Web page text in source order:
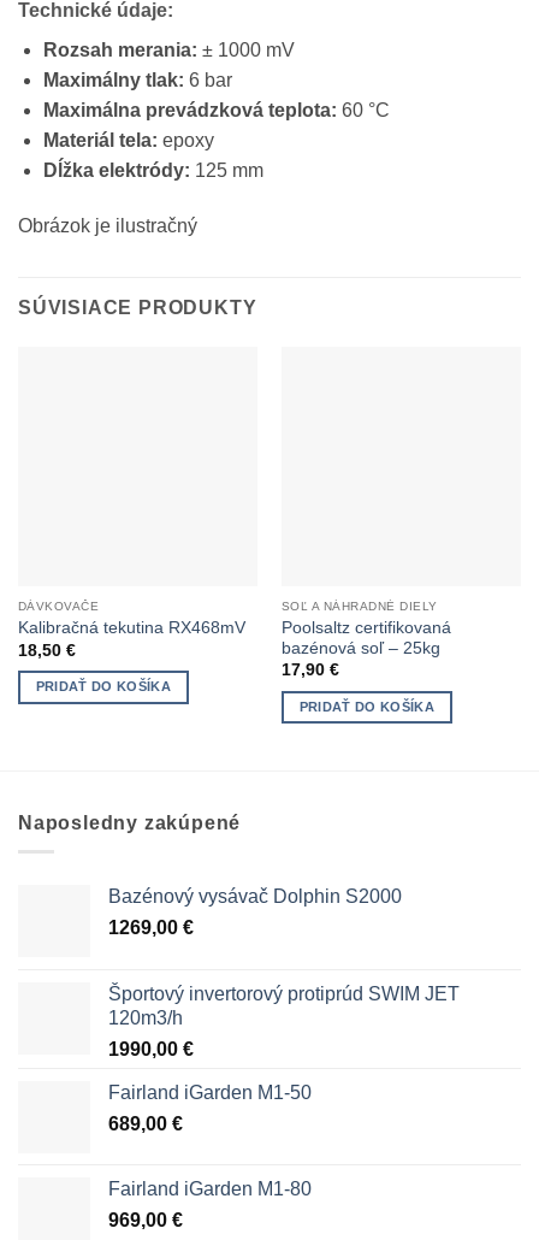
Technické údaje:
Rozsah merania: ± 1000 mV
Maximálny tlak: 6 bar
Maximálna prevádzková teplota: 60 °C
Materiál tela: epoxy
Dĺžka elektródy: 125 mm
Obrázok je ilustračný
SÚVISIACE PRODUKTY
DÁVKOVAČE
Kalibračná tekutina RX468mV
18,50 €
PRIDAŤ DO KOŠÍKA
SOĽ A NÁHRADNÉ DIELY
Poolsaltz certifikovaná
bazénová soľ – 25kg
17,90 €
PRIDAŤ DO KOŠÍKA
Naposledny zakúpené
Bazénový vysávač Dolphin S2000
1269,00 €
Športový invertorový protiprúd SWIM JET
120m3/h
1990,00 €
Fairland iGarden M1-50
689,00 €
Fairland iGarden M1-80
969,00 €